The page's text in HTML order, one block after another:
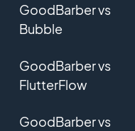
GoodBarber vs
Bubble
GoodBarber vs
FlutterFlow
GoodBarber vs